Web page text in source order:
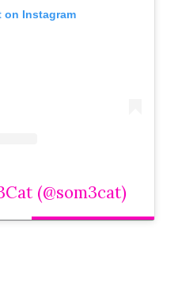
on Instagram
(@som3cat)